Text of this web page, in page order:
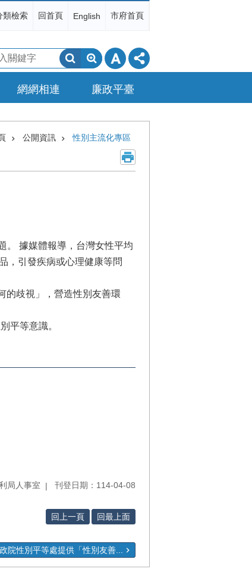
類檢索 回首頁 English 市府首頁
搜
尋
網網相連 廉政平臺
公開資訊 性別主流化專區
。 據媒體報導，台灣女性平均
，引發疾病或心理健康等問
的歧視」，營造性別友善環
平等意識。
局人事室 刊登日期：114-04-08
回上一頁 回最上面
院性別平等處提供「性別友善...